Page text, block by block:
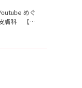
めぐ
膚科「【ヒ
注入を美